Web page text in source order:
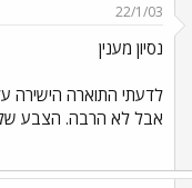
22/1/03
נסיון מענין
לדעתי התוארה הישירה
אבל לא הרבה. הצבע